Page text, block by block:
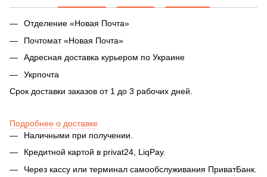
Отделение «Новая Почта»
Почтомат «Новая Почта»
Адресная доставка курьером по Украине
Укрпочта
Срок доставки заказов от 1 до 3 рабочих дней.
Подробнее о доставке
Наличными при получении.
Кредитной картой в privat24, LiqPay.
Через кассу или терминал самообслуживания ПриватБанк.